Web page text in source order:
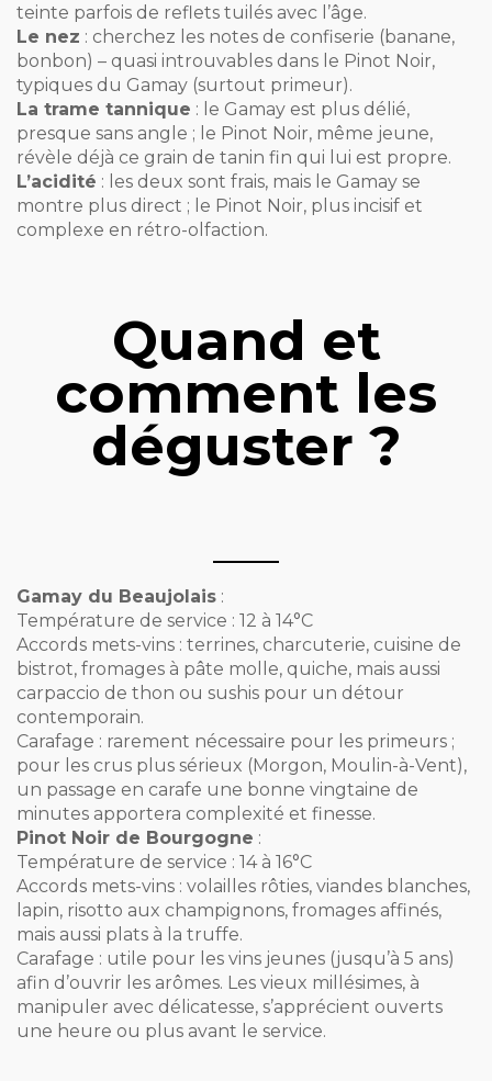
teinte parfois de reflets tuilés avec l’âge.
Le nez : cherchez les notes de confiserie (banane,
bonbon) – quasi introuvables dans le Pinot Noir,
typiques du Gamay (surtout primeur).
La trame tannique : le Gamay est plus délié,
presque sans angle ; le Pinot Noir, même jeune,
révèle déjà ce grain de tanin fin qui lui est propre.
L’acidité : les deux sont frais, mais le Gamay se
montre plus direct ; le Pinot Noir, plus incisif et
complexe en rétro-olfaction.
Quand et
comment les
déguster ?
Gamay du Beaujolais :
Température de service : 12 à 14°C
Accords mets-vins : terrines, charcuterie, cuisine de
bistrot, fromages à pâte molle, quiche, mais aussi
carpaccio de thon ou sushis pour un détour
contemporain.
Carafage : rarement nécessaire pour les primeurs ;
pour les crus plus sérieux (Morgon, Moulin-à-Vent),
un passage en carafe une bonne vingtaine de
minutes apportera complexité et finesse.
Pinot Noir de Bourgogne :
Température de service : 14 à 16°C
Accords mets-vins : volailles rôties, viandes blanches,
lapin, risotto aux champignons, fromages affinés,
mais aussi plats à la truffe.
Carafage : utile pour les vins jeunes (jusqu’à 5 ans)
afin d’ouvrir les arômes. Les vieux millésimes, à
manipuler avec délicatesse, s’apprécient ouverts
une heure ou plus avant le service.